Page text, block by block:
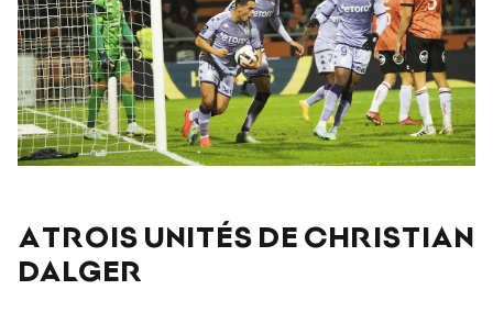
A TROIS UNITÉS DE CHRISTIAN
DALGER